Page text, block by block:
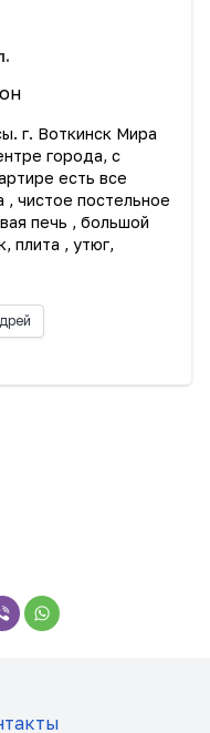
г. Воткинск Мира
города, с
есть все
чистое постельное
печь , большой
плита , утюг,